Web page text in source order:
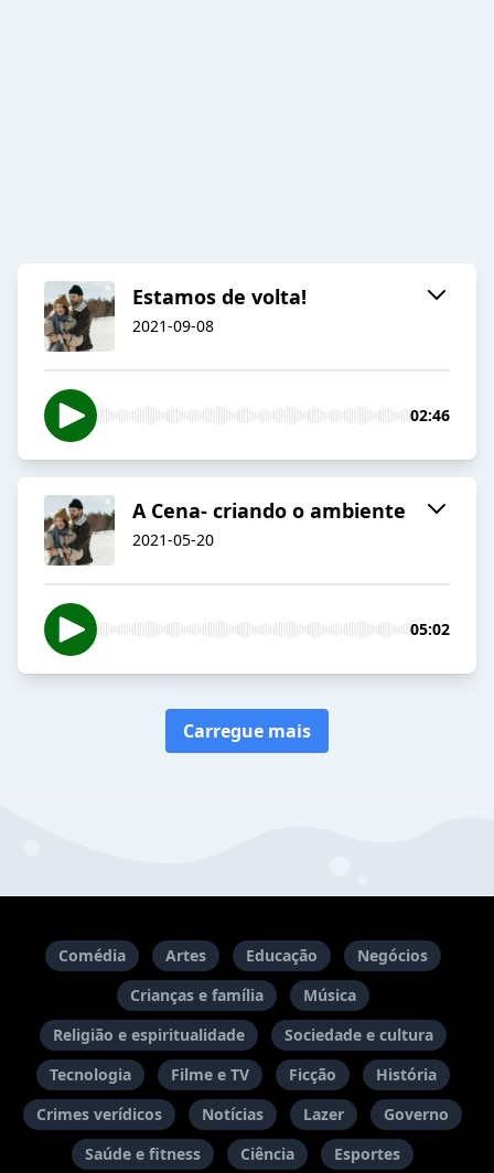
Estamos de volta!
2021-09-08
02:46
A Cena- criando o ambiente
2021-05-20
05:02
Carregue mais
Comédia Artes Educação
Negócios
Crianças e família
Música
Religião e espiritualidade
Sociedade e cultura
Tecnologia
Filme e TV Ficção
História
Crimes verídicos
Notícias Lazer
Governo
Saúde e fitness
Ciência Esportes